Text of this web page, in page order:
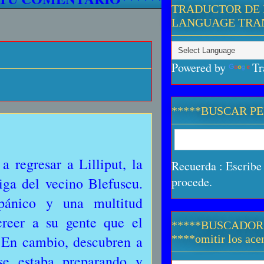
regresar a Lilliput, la
del vecino Blefuscu.
y una multitud
a su gente que el
cambio, descubren a
TRADUCTOR
LANGUAGE
Powered by
*****BUSCAR
Recuerda :
procede.
****omitir los